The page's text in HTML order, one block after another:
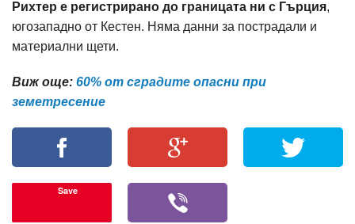
Рихтер е регистрирано до границата ни с Гърция,
югозападно от Кестен. Няма данни за пострадали и
материални щети.
Виж още: 60% от сградите опасни при
земетресение
Save